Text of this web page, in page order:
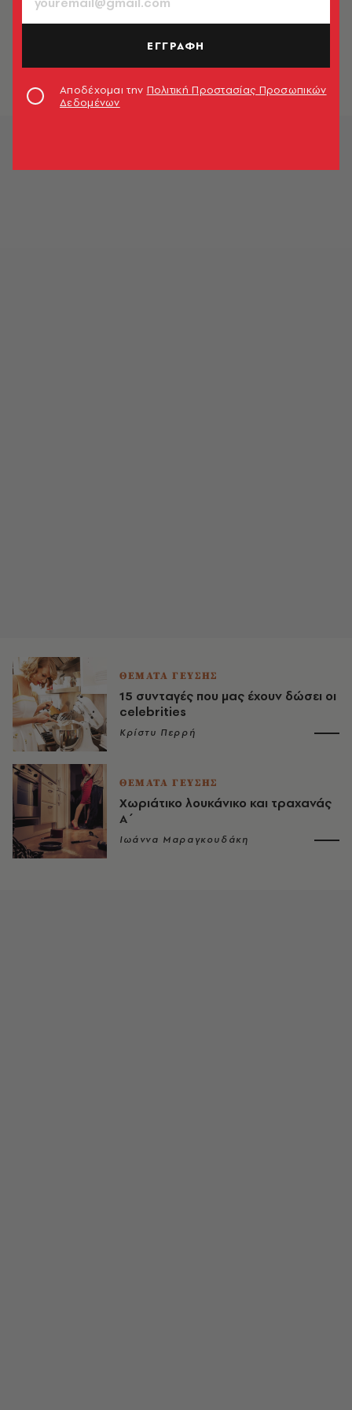
ΘΕΜΑΤΑ ΓΕΥΣΗΣ
15 συνταγές που μας έχουν δώσει οι
celebrities
Κρίστυ Περρή
ΘΕΜΑΤΑ ΓΕΥΣΗΣ
Χωριάτικο λουκάνικο και τραχανάς
Α΄
Ιωάννα Μαραγκουδάκη
ΕΓΓΡΑΦΗ
Αποδέχομαι την Πολιτική Προστασίας Προσωπικών
Δεδομένων